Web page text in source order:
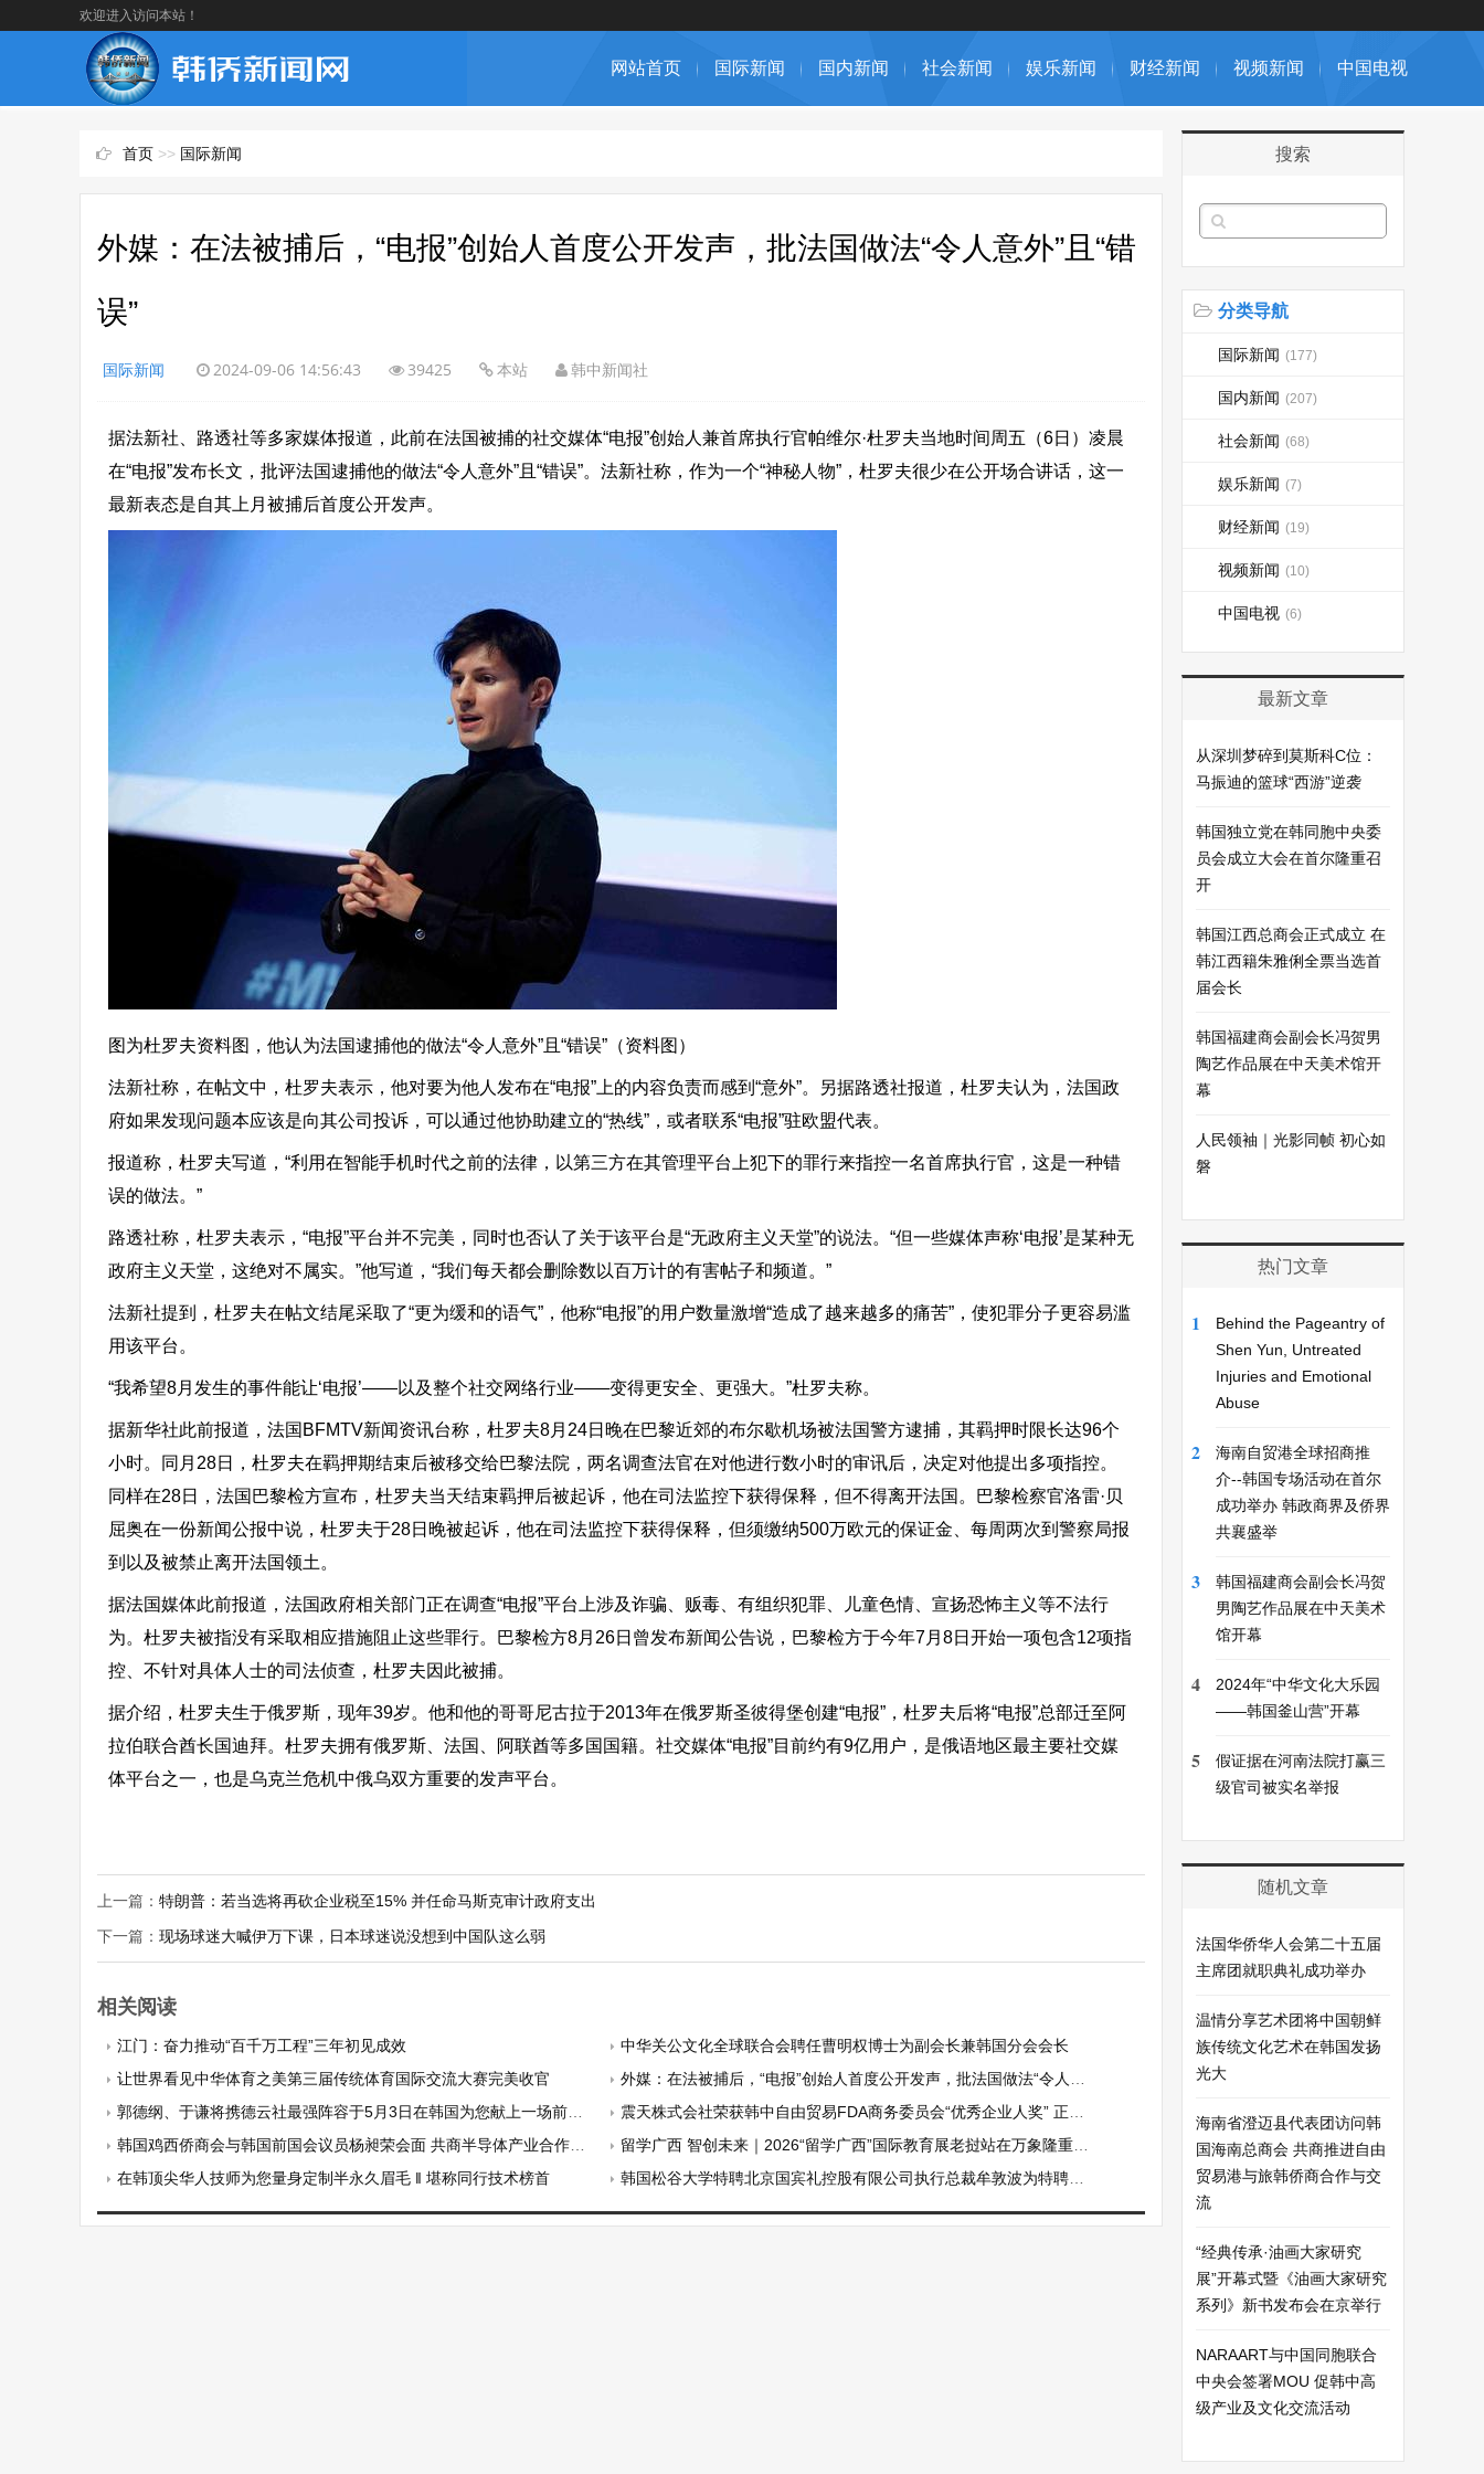
欢迎进入访问本站！
网站首页 国际新闻 国内新闻 社会新闻 娱乐新闻 财经新闻 视频新闻 中国电视
首页 >> 国际新闻
外媒：在法被捕后，“电报”创始人首度公开发声，批法国做法“令人意外”且“错
误”
国际新闻 2024-09-06 14:56:43 39425 本站 韩中新闻社
据法新社、路透社等多家媒体报道，此前在法国被捕的社交媒体“电报”创始人兼首席执行官帕维尔·杜罗夫当地时间周五（6日）凌晨
在“电报”发布长文，批评法国逮捕他的做法“令人意外”且“错误”。法新社称，作为一个“神秘人物”，杜罗夫很少在公开场合讲话，这一
最新表态是自其上月被捕后首度公开发声。
图为杜罗夫资料图，他认为法国逮捕他的做法“令人意外”且“错误”（资料图）
法新社称，在帖文中，杜罗夫表示，他对要为他人发布在“电报”上的内容负责而感到“意外”。另据路透社报道，杜罗夫认为，法国政
府如果发现问题本应该是向其公司投诉，可以通过他协助建立的“热线”，或者联系“电报”驻欧盟代表。
报道称，杜罗夫写道，“利用在智能手机时代之前的法律，以第三方在其管理平台上犯下的罪行来指控一名首席执行官，这是一种错
误的做法。”
路透社称，杜罗夫表示，“电报”平台并不完美，同时也否认了关于该平台是“无政府主义天堂”的说法。“但一些媒体声称‘电报’是某种无
政府主义天堂，这绝对不属实。”他写道，“我们每天都会删除数以百万计的有害帖子和频道。”
法新社提到，杜罗夫在帖文结尾采取了“更为缓和的语气”，他称“电报”的用户数量激增“造成了越来越多的痛苦”，使犯罪分子更容易滥
用该平台。
“我希望8月发生的事件能让‘电报’——以及整个社交网络行业——变得更安全、更强大。”杜罗夫称。
据新华社此前报道，法国BFMTV新闻资讯台称，杜罗夫8月24日晚在巴黎近郊的布尔歇机场被法国警方逮捕，其羁押时限长达96个
小时。同月28日，杜罗夫在羁押期结束后被移交给巴黎法院，两名调查法官在对他进行数小时的审讯后，决定对他提出多项指控。
同样在28日，法国巴黎检方宣布，杜罗夫当天结束羁押后被起诉，他在司法监控下获得保释，但不得离开法国。巴黎检察官洛雷·贝
屈奥在一份新闻公报中说，杜罗夫于28日晚被起诉，他在司法监控下获得保释，但须缴纳500万欧元的保证金、每周两次到警察局报
到以及被禁止离开法国领土。
据法国媒体此前报道，法国政府相关部门正在调查“电报”平台上涉及诈骗、贩毒、有组织犯罪、儿童色情、宣扬恐怖主义等不法行
为。杜罗夫被指没有采取相应措施阻止这些罪行。巴黎检方8月26日曾发布新闻公告说，巴黎检方于今年7月8日开始一项包含12项指
控、不针对具体人士的司法侦查，杜罗夫因此被捕。
据介绍，杜罗夫生于俄罗斯，现年39岁。他和他的哥哥尼古拉于2013年在俄罗斯圣彼得堡创建“电报”，杜罗夫后将“电报”总部迁至阿
拉伯联合酋长国迪拜。杜罗夫拥有俄罗斯、法国、阿联酋等多国国籍。社交媒体“电报”目前约有9亿用户，是俄语地区最主要社交媒
体平台之一，也是乌克兰危机中俄乌双方重要的发声平台。
上一篇： 特朗普：若当选将再砍企业税至15% 并任命马斯克审计政府支出
下一篇： 现场球迷大喊伊万下课，日本球迷说没想到中国队这么弱
相关阅读
江门：奋力推动“百千万工程”三年初见成效
中华关公文化全球联合会聘任曹明权博士为副会长兼韩国分会会长
让世界看见中华体育之美第三届传统体育国际交流大赛完美收官
外媒：在法被捕后，“电报”创始人首度公开发声，批法国做法“令人意外”且“错误”
郭德纲、于谦将携德云社最强阵容于5月3日在韩国为您献上一场前所未有的欢笑盛宴！
震天株式会社荣获韩中自由贸易FDA商务委员会“优秀企业人奖” 正式迈向全球汽车电子核心部件强企
韩国鸡西侨商会与韩国前国会议员杨昶荣会面 共商半导体产业合作发展
留学广西 智创未来｜2026“留学广西”国际教育展老挝站在万象隆重开幕
在韩顶尖华人技师为您量身定制半永久眉毛 ‖ 堪称同行技术榜首
韩国松谷大学特聘北京国宾礼控股有限公司执行总裁牟敦波为特聘客座教授
搜索
分类导航
国际新闻 (177)
国内新闻 (207)
社会新闻 (68)
娱乐新闻 (7)
财经新闻 (19)
视频新闻 (10)
中国电视 (6)
最新文章
从深圳梦碎到莫斯科C位：
马振迪的篮球“西游”逆袭
韩国独立党在韩同胞中央委
员会成立大会在首尔隆重召
开
韩国江西总商会正式成立 在
韩江西籍朱雅俐全票当选首
届会长
韩国福建商会副会长冯贺男
陶艺作品展在中天美术馆开
幕
人民领袖｜光影同帧 初心如
磐
热门文章
1
Behind the Pageantry of
Shen Yun, Untreated
Injuries and Emotional
Abuse
2
海南自贸港全球招商推
介--韩国专场活动在首尔
成功举办 韩政商界及侨界
共襄盛举
3
韩国福建商会副会长冯贺
男陶艺作品展在中天美术
馆开幕
4
2024年“中华文化大乐园
——韩国釜山营”开幕
5
假证据在河南法院打赢三
级官司被实名举报
随机文章
法国华侨华人会第二十五届
主席团就职典礼成功举办
温情分享艺术团将中国朝鲜
族传统文化艺术在韩国发扬
光大
海南省澄迈县代表团访问韩
国海南总商会 共商推进自由
贸易港与旅韩侨商合作与交
流
“经典传承·油画大家研究
展”开幕式暨《油画大家研究
系列》新书发布会在京举行
NARAART与中国同胞联合
中央会签署MOU 促韩中高
级产业及文化交流活动